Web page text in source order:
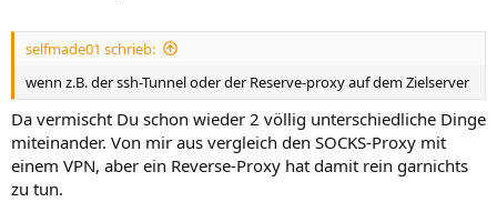
selfmade01 schrieb:
wenn z.B. der ssh-Tunnel oder der Reserve-proxy auf dem Zielserver
Da vermischt Du schon wieder 2 völlig unterschiedliche Dinge
miteinander. Von mir aus vergleich den SOCKS-Proxy mit
einem VPN, aber ein Reverse-Proxy hat damit rein garnichts
zu tun.